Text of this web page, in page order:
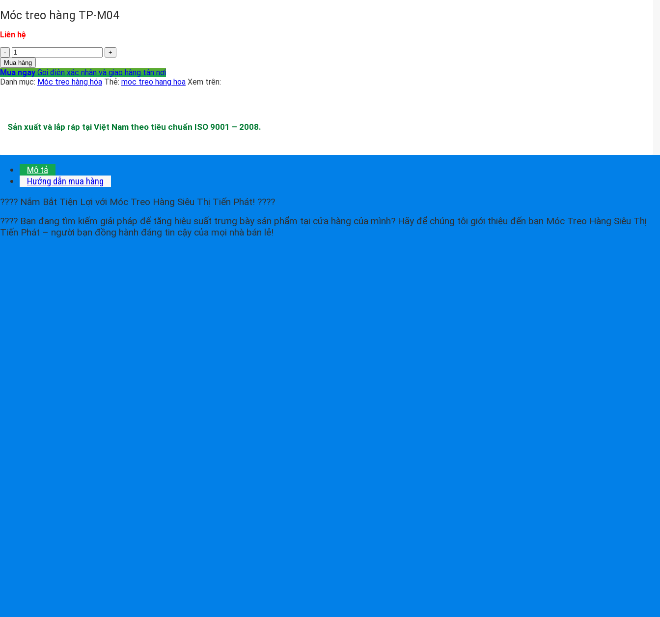
Móc treo hàng TP-M04
Liên hệ
Móc
treo
hàng
TP-
Mua hàng
Mua ngay Gọi điện xác nhận và giao hàng tận nơi
Danh mục: Móc treo hàng hóa Thẻ: moc treo hang hoa Xem trên:
Sản xuất và lắp ráp tại Việt Nam theo tiêu chuẩn ISO 9001 – 2008.
Mô tả
Hướng dẫn mua hàng
????️ Nắm Bắt Tiện Lợi với Móc Treo Hàng Siêu Thị Tiến Phát! ????
???? Bạn đang tìm kiếm giải pháp để tăng hiệu suất trưng bày sản phẩm tại cửa hàng của mình? Hãy để chúng tôi giới thiệu đến bạn Móc Treo Hàng Siêu Thị
Tiến Phát – người bạn đồng hành đáng tin cậy của mọi nhà bán lẻ!